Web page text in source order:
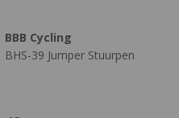
BBB Cycling
BHS-39 Jumper Stuurpen